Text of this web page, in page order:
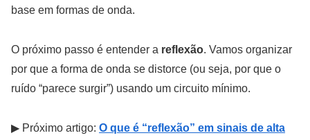
base em formas de onda.
O próximo passo é entender a reflexão. Vamos organizar
por que a forma de onda se distorce (ou seja, por que o
ruído “parece surgir”) usando um circuito mínimo.
▶ Próximo artigo: O que é “reflexão” em sinais de alta